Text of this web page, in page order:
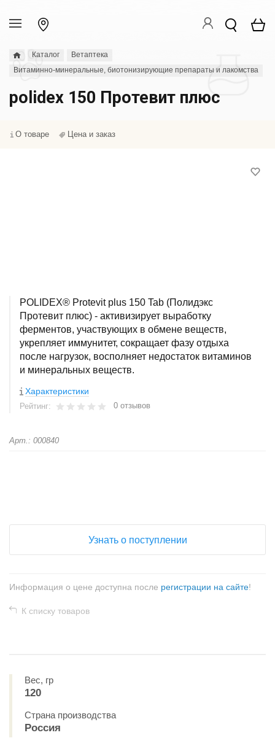
Каталог
Ветаптека
Витаминно-минеральные, биотонизирующие препараты и лакомства
polidex 150 Протевит плюс
О товаре Цена и заказ
POLIDEX® Protevit plus 150 Tab (Полидэкс
Протевит плюс) - активизирует выработку
ферментов, участвующих в обмене веществ,
укрепляет иммунитет, сокращает фазу отдыха
после нагрузок, восполняет недостаток витаминов
и минеральных веществ.
Характеристики
Рейтинг: 0 отзывов
Арт.: 000840
Узнать о поступлении
Информация о цене доступна после регистрации на сайте!
К списку товаров
Вес, гр
120
Страна производства
Россия